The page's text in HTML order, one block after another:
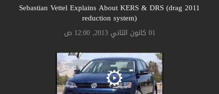
2011 Sebastian Vettel Explains About KERS & DRS (drag
reduction system)
01 كانون الثاني 2013, 12:00 ص